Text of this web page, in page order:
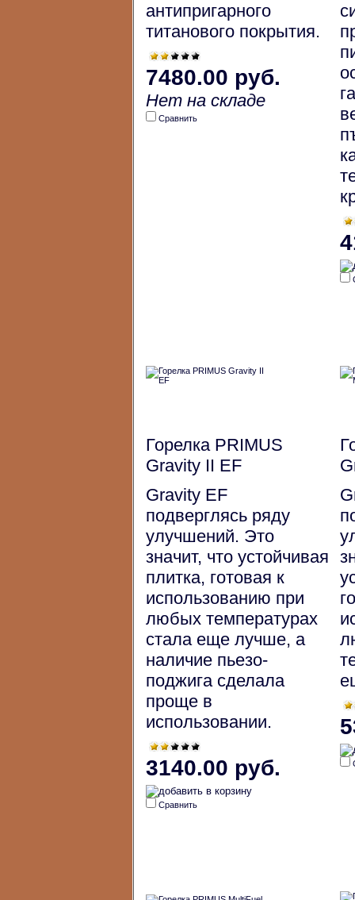
антипригарного
титанового покрытия.
7480.00 руб.
Нет на складе
Сравнить
Горелка PRIMUS
Gravity II EF
Gravity EF
подверглясь ряду
улучшений. Это
значит, что устойчивая
плитка, готовая к
использованию при
любых температурах
стала еще лучше, а
наличие пьезо-
поджига сделала
проще в
использовании.
3140.00 руб.
Сравнить